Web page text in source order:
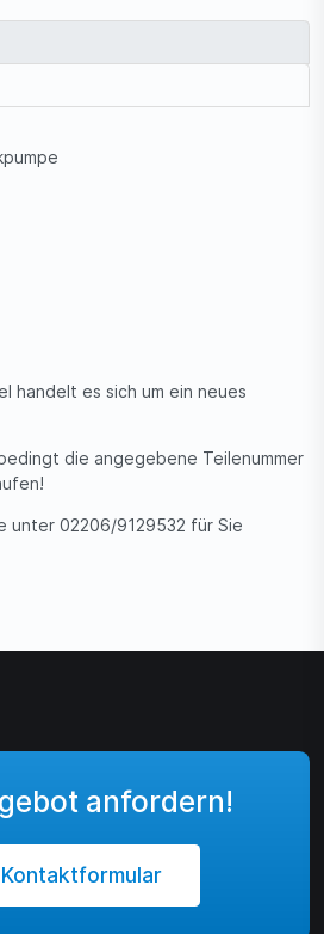
handelt es sich um ein neues
die angegebene Teilenummer
unter 02206/9129532 für Sie
anfordern!
Kontaktformular